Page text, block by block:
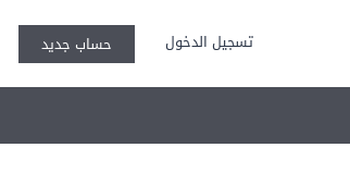
تسجيل الدخول حساب جديد